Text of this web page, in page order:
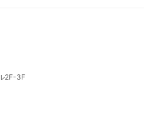
2F-3F